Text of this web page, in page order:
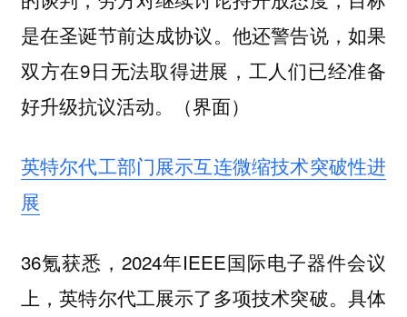
是在圣诞节前达成协议。他还警告说，如果
双方在9日无法取得进展，工人们已经准备
好升级抗议活动。（界面）
英特尔代工部门展示互连微缩技术突破性进
展
36氪获悉，2024年IEEE国际电子器件会议
上，英特尔代工展示了多项技术突破。具体